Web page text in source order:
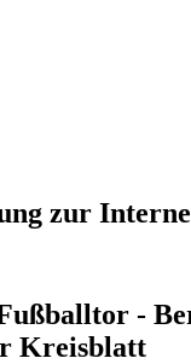
zur
-
Kreisblatt